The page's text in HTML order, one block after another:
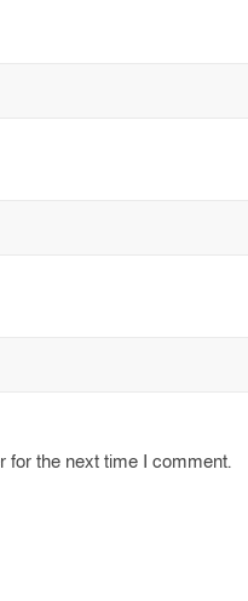
for the next time I comment.